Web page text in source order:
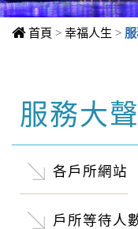
首頁 > 幸福人生 >
中央內容區
服務大
各戶所網站
戶所等待人